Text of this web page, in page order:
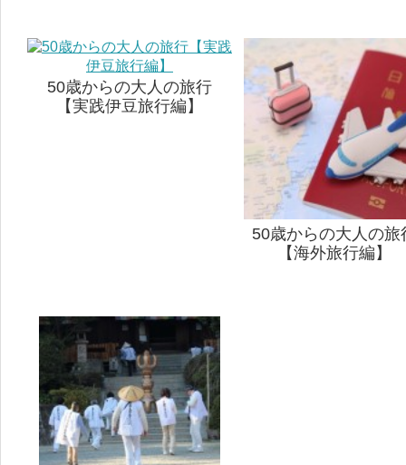
50歳からの大人の旅行
【実践伊豆旅行編】
50歳からの大人の旅
【海外旅行編】